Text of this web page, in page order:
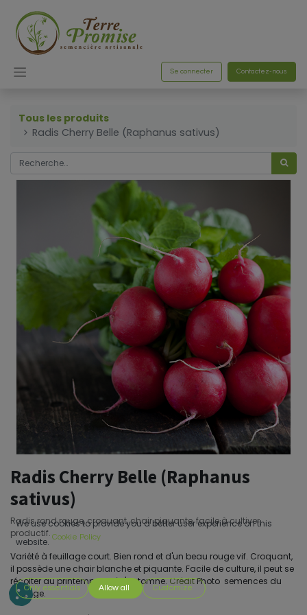
Se connecter Contactez-nous
Tous les produits
Radis Cherry Belle (Raphanus sativus)
Radis Cherry Belle (Raphanus
sativus)
Radis rond rouge, croquant, chair piquante, facile à cultiver,
productif.
Variété à feuillage court. Bien rond et d'un beau rouge vif. Croquant,
il possède une chair blanche et piquante. Facile de culture, il peut se
récolter au printemps ou à l'automne.CréditPhoto semences du
portage.
We use cookies to provide you a better user experience on this
website. Cookie Policy
Only essentials Allow all Customize